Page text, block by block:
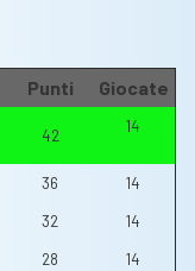
Punti Giocate
42 14
36
14
32
14
28
14